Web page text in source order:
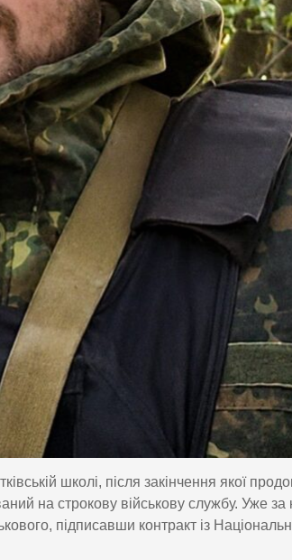
школі, після закінчення якої
на строкову військову службу. Уже за
підписавши контракт із